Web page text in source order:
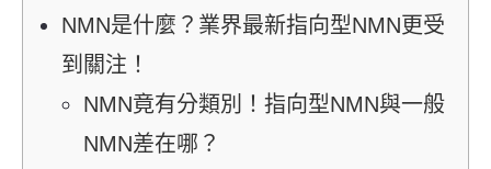
NMN是什麼？業界最新指向型NMN更受
到關注！
NMN竟有分類別！指向型NMN與一般
NMN差在哪？